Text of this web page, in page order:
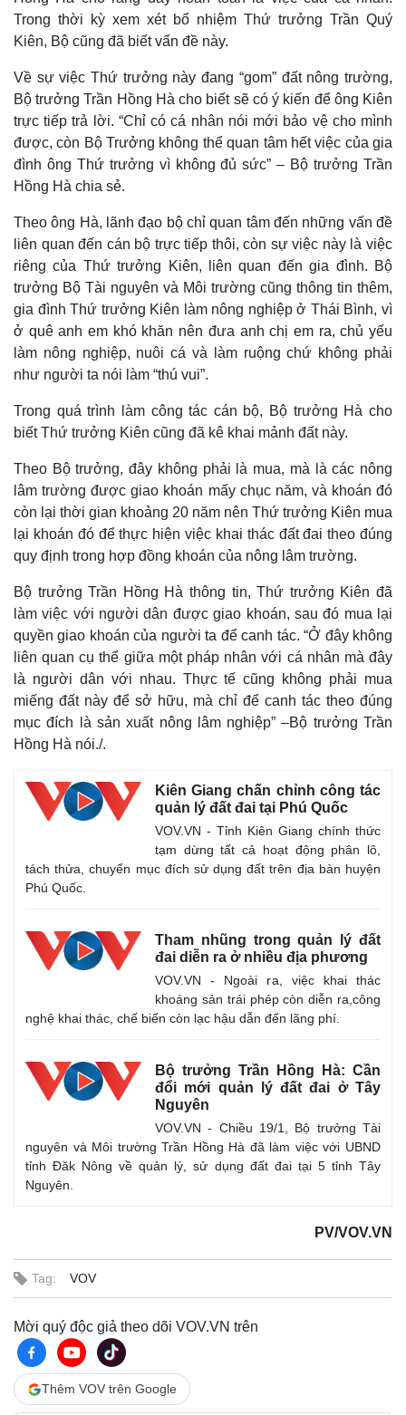
Thế giới
Quan sát
Cuộc sống đó đây
Hồ sơ
Multimedia
Video
Ảnh
E-Magazine
Trong thời kỳ xem xét bổ nhiệm Thứ trưởng Trần Quý
Kiên, Bộ cũng đã biết vấn đề này.
Về sự việc Thứ trưởng này đang “gom” đất nông trường,
Bộ trưởng Trần Hồng Hà cho biết sẽ có ý kiến để ông Kiên
trực tiếp trả lời. “Chỉ có cá nhân nói mới bảo vệ cho mình
được, còn Bộ Trưởng không thể quan tâm hết việc của gia
đình ông Thứ trưởng vì không đủ sức” – Bộ trưởng Trần
Hồng Hà chia sẻ.
Theo ông Hà, lãnh đạo bộ chỉ quan tâm đến những vấn đề
liên quan đến cán bộ trực tiếp thôi, còn sự việc này là việc
riêng của Thứ trưởng Kiên, liên quan đến gia đình. Bộ
trưởng Bộ Tài nguyên và Môi trường cũng thông tin thêm,
gia đình Thứ trưởng Kiên làm nông nghiệp ở Thái Bình, vì
ở quê anh em khó khăn nên đưa anh chị em ra, chủ yếu
làm nông nghiệp, nuôi cá và làm ruộng chứ không phải
như người ta nói làm “thú vui”.
Trong quá trình làm công tác cán bộ, Bộ trưởng Hà cho
biết Thứ trưởng Kiên cũng đã kê khai mảnh đất này.
Theo Bộ trưởng, đây không phải là mua, mà là các nông
lâm trường được giao khoán mấy chục năm, và khoán đó
còn lại thời gian khoảng 20 năm nên Thứ trưởng Kiên mua
lại khoán đó để thực hiện việc khai thác đất đai theo đúng
quy định trong hợp đồng khoán của nông lâm trường.
Bộ trưởng Trần Hồng Hà thông tin, Thứ trưởng Kiên đã
làm việc với người dân được giao khoán, sau đó mua lại
quyền giao khoán của người ta để canh tác. “Ở đây không
liên quan cụ thể giữa một pháp nhân với cá nhân mà đây
là người dân với nhau. Thực tế cũng không phải mua
miếng đất này để sở hữu, mà chỉ để canh tác theo đúng
mục đích là sản xuất nông lâm nghiệp” –Bộ trưởng Trần
Hồng Hà nói./.
Kiên Giang chấn chỉnh công tác
quản lý đất đai tại Phú Quốc
VOV.VN - Tỉnh Kiên Giang chính thức
tạm dừng tất cả hoạt động phân lô,
tách thửa, chuyển mục đích sử dụng đất trên địa bàn huyện
Phú Quốc.
Tham nhũng trong quản lý đất
đai diễn ra ở nhiều địa phương
VOV.VN - Ngoài ra, việc khai thác
khoáng sản trái phép còn diễn ra,công
nghệ khai thác, chế biến còn lạc hậu dẫn đến lãng phí.
Bộ trưởng Trần Hồng Hà: Cần
đổi mới quản lý đất đai ở Tây
Nguyên
VOV.VN - Chiều 19/1, Bộ trưởng Tài
nguyên và Môi trường Trần Hồng Hà đã làm việc với UBND
tỉnh Đăk Nông về quản lý, sử dụng đất đai tại 5 tỉnh Tây
Nguyên.
PV/VOV.VN
Tag: VOV
Mời quý độc giả theo dõi VOV.VN trên
Thêm VOV trên Google